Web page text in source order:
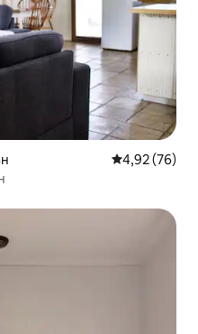
Средна
4,92 (76)